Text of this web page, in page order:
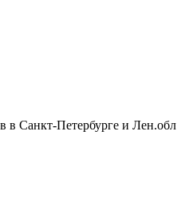
в Санкт-Петербурге и Лен.обл